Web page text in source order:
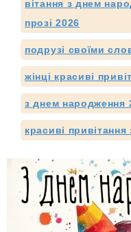
вітання з днем
прозі 2026
подрузі своїми
жінці красиві
з днем народження
красиві